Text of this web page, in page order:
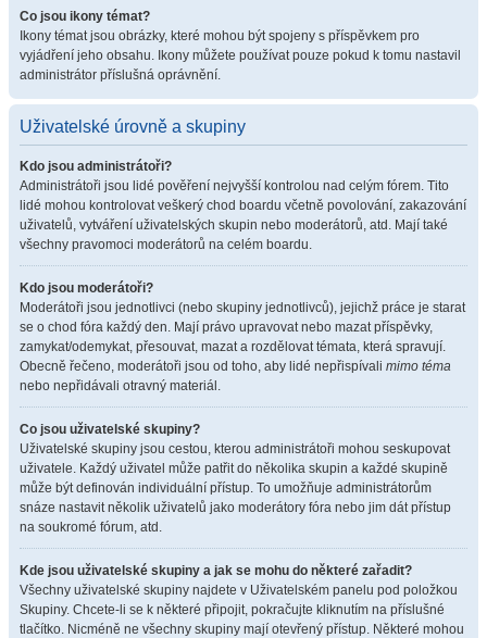
Co jsou ikony témat?
Ikony témat jsou obrázky, které mohou být spojeny s příspěvkem pro
vyjádření jeho obsahu. Ikony můžete používat pouze pokud k tomu nastavil
administrátor příslušná oprávnění.
Uživatelské úrovně a skupiny
Kdo jsou administrátoři?
Administrátoři jsou lidé pověření nejvyšší kontrolou nad celým fórem. Tito
lidé mohou kontrolovat veškerý chod boardu včetně povolování, zakazování
uživatelů, vytváření uživatelských skupin nebo moderátorů, atd. Mají také
všechny pravomoci moderátorů na celém boardu.
Kdo jsou moderátoři?
Moderátoři jsou jednotlivci (nebo skupiny jednotlivců), jejichž práce je starat
se o chod fóra každý den. Mají právo upravovat nebo mazat příspěvky,
zamykat/odemykat, přesouvat, mazat a rozdělovat témata, která spravují.
Obecně řečeno, moderátoři jsou od toho, aby lidé nepřispívali mimo téma
nebo nepřidávali otravný materiál.
Co jsou uživatelské skupiny?
Uživatelské skupiny jsou cestou, kterou administrátoři mohou seskupovat
uživatele. Každý uživatel může patřit do několika skupin a každé skupině
může být definován individuální přístup. To umožňuje administrátorům
snáze nastavit několik uživatelů jako moderátory fóra nebo jim dát přístup
na soukromé fórum, atd.
Kde jsou uživatelské skupiny a jak se mohu do některé zařadit?
Všechny uživatelské skupiny najdete v Uživatelském panelu pod položkou
Skupiny. Chcete-li se k některé připojit, pokračujte kliknutím na příslušné
tlačítko. Nicméně ne všechny skupiny mají otevřený přístup. Některé mohou